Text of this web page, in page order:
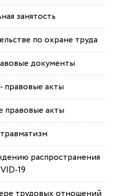
занятость
по охране труда
документы
правовые акты
акты
распространения
19